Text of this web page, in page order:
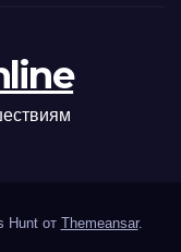
Hunt от Themeansar.